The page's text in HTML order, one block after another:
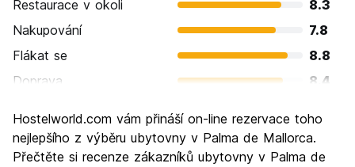
Restaurace v okoli
8.3
Nakupování
7.8
Flákat se
8.8
Doprava
8.4
Kultura
8.0
Noční život
8.3
Hostelworld.com vám přináší on-line rezervace toho
nejlepšího z výběru ubytovny v Palma de Mallorca.
Přečtěte si recenze zákazníků ubytovny v Palma de